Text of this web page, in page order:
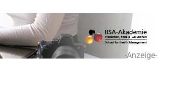
-Anzeige-